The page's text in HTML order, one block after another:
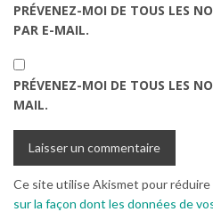
PRÉVENEZ-MOI DE TOUS LES
PAR E-MAIL.
PRÉVENEZ-MOI DE TOUS LES
MAIL.
Ce site utilise Akismet pour réduire
sur la façon dont les données de